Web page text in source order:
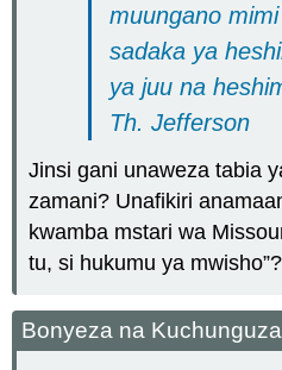
muungano
sadaka ya
ya juu na
Th. Jefferson
Jinsi gani unaweza tabia
zamani? Unafikiri
kwamba mstari wa
tu, si hukumu ya mwisho”?
Bonyeza na